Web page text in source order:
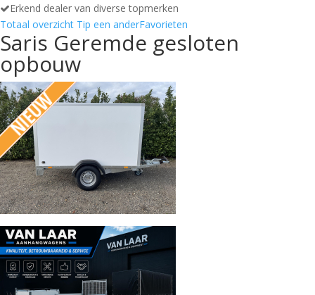
Erkend dealer van diverse topmerken
Totaal overzicht Tip een anderFavorieten
Saris Geremde gesloten
opbouw